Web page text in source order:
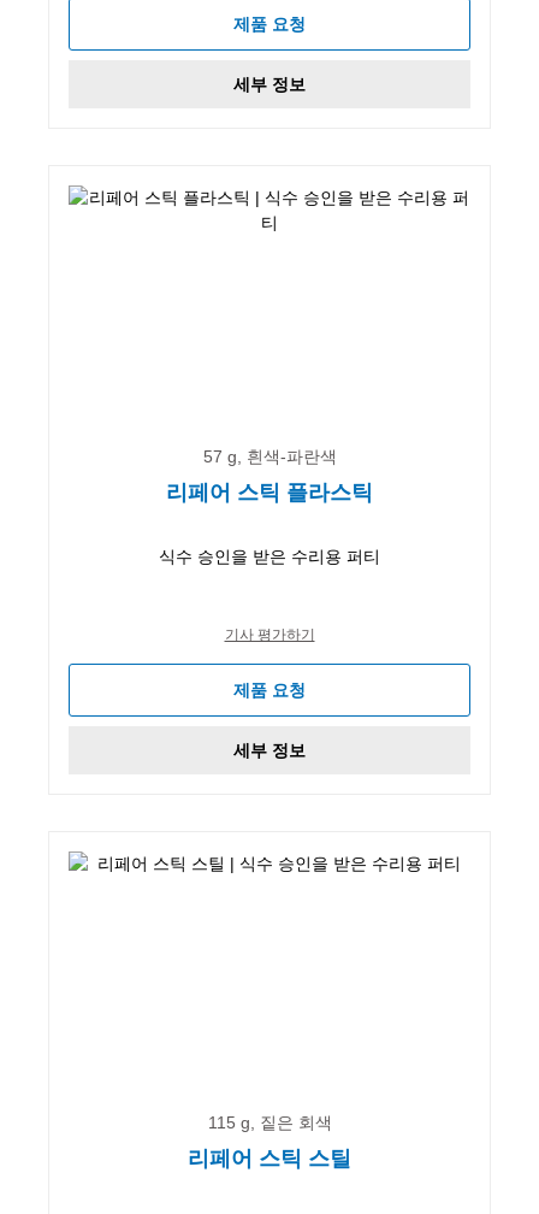
제품 요청
세부 정보
57 g, 흰색-파란색
리페어 스틱 플라스틱
식수 승인을 받은 수리용 퍼티
기사 평가하기
제품 요청
세부 정보
115 g, 짙은 회색
리페어 스틱 스틸